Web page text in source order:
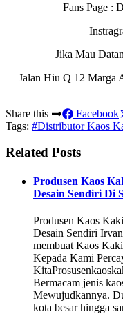
Fans Page :
Jika Mau
Jalan Hiu Q 12 Marga
Share this
Facebook
Tags: #Distributor Kaos
Related Posts
Produsen Kaos
Desain Sendiri Di
Produsen Kaos
Desain Sendiri
membuat Kaos
Kepada Kami
Bermacam jenis
Mewujudkannya.
kota besar hingga